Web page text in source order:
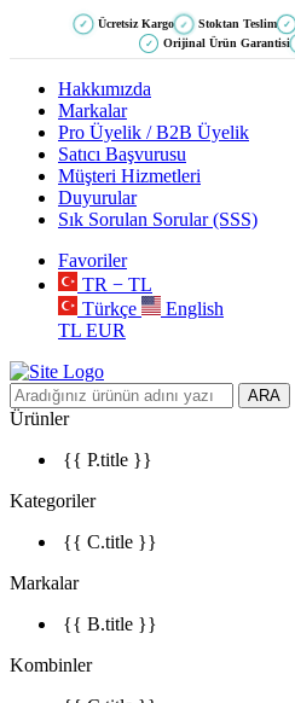
✓ Ücretsiz Kargo ✓ Stoktan Teslim ✓
✓ Orijinal Ürün Garantisi
Hakkımızda
Markalar
Pro Üyelik / B2B Üyelik
Satıcı Başvurusu
Müşteri Hizmetleri
Duyurular
Sık Sorulan Sorular (SSS)
Favoriler
TR − TL
Türkçe
English
TL EUR
ARA
Ürünler
{{ P.title }}
Kategoriler
{{ C.title }}
Markalar
{{ B.title }}
Kombinler